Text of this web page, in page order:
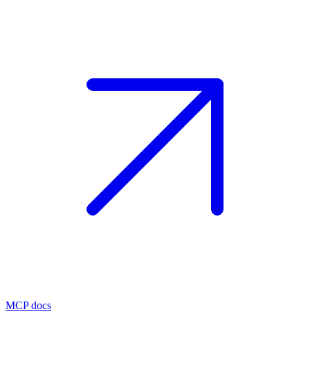
MCP docs